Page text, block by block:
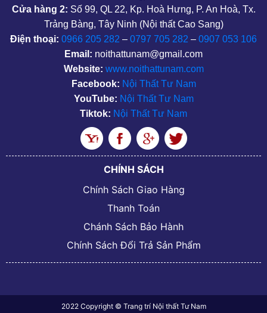
Cửa hàng 2: Số 99, QL 22, Kp. Hoà Hưng, P. An Hoà, Tx.
Trảng Bàng, Tây Ninh (Nội thất Cao Sang)
Điện thoại: 0966 205 282 – 0797 705 282 – 0907 053 106
Email: noithattunam@gmail.com
Website: www.noithattunam.com
Facebook: Nội Thất Tư Nam
YouTube: Nội Thất Tư Nam
Tiktok: Nội Thất Tư Nam
CHÍNH SÁCH
Chính Sách Giao Hàng
Thanh Toán
Chánh Sách Bảo Hành
Chính Sách Đổi Trả Sản Phẩm
2022 Copyright © Trang trí Nội thất Tư Nam